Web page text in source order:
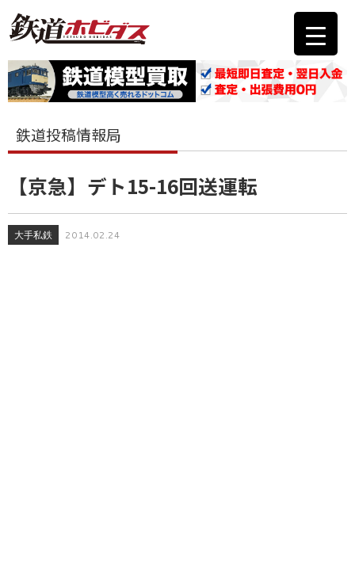
鉄道投稿情報局
【京急】デト15-16回送運転
大手私鉄 2014.02.24